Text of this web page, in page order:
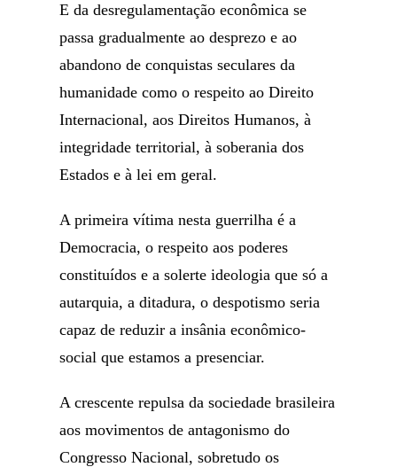
E da desregulamentação econômica se
passa gradualmente ao desprezo e ao
abandono de conquistas seculares da
humanidade como o respeito ao Direito
Internacional, aos Direitos Humanos, à
integridade territorial, à soberania dos
Estados e à lei em geral.
A primeira vítima nesta guerrilha é a
Democracia, o respeito aos poderes
constituídos e a solerte ideologia que só a
autarquia, a ditadura, o despotismo seria
capaz de reduzir a insânia econômico-
social que estamos a presenciar.
A crescente repulsa da sociedade brasileira
aos movimentos de antagonismo do
Congresso Nacional, sobretudo os